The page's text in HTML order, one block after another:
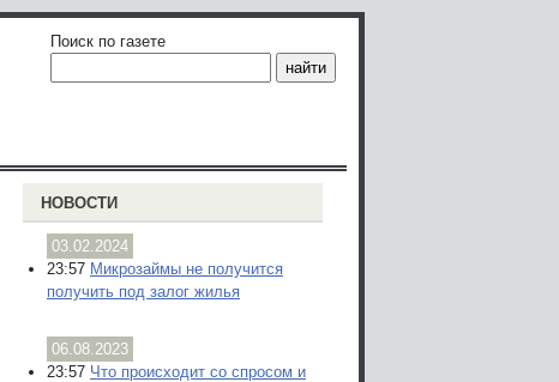
Поиск по газете
НОВОСТИ
03.02.2024
23:57 Микрозаймы не получится
получить под залог жилья
06.08.2023
23:57 Что происходит со спросом и